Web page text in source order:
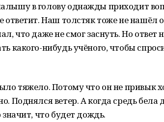
в голову однажды приходит
ответит. Наш толстяк тоже не нашёл
что даже не смог заснуть. Но ответ
какого-нибудь учёного, чтобы
тяжело. Потому что он не привык
Поднялся ветер. А когда средь бела
значит, что будет дождь.